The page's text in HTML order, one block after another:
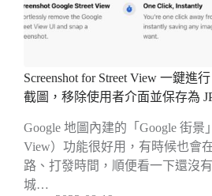
Screenshot for Street View 一鍵進
截圖，移除使用者介面並保存為
Google 地圖內建的「Google 街景
View）功能很好用，有時候也會
路、打發時間，順便看一下還沒
城…